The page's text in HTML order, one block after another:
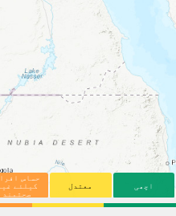
اچھی معتدل
حساس افراد
کیلئے غیر
صحتمند